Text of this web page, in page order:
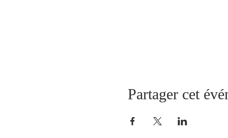
Partager cet